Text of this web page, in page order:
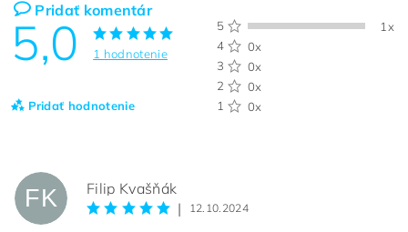
Pridať komentár
5,0 1 hodnotenie
Pridať hodnotenie
5
1x
4
0x
3
0x
2
0x
1
0x
FK
Filip Kvašňák
|
12.10.2024